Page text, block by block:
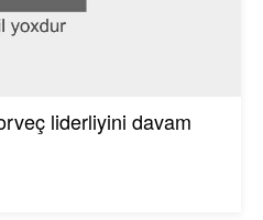
liderliyini davam